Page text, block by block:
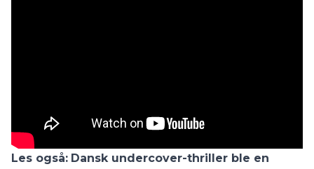
Les også: Dansk undercover-thriller ble en